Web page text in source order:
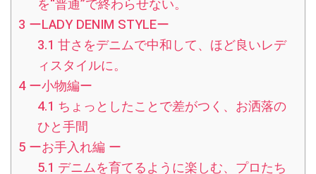
を“普通”で終わらせない。
3 ーLADY DENIM STYLEー
3.1 甘さをデニムで中和して、ほど良いレデ
ィスタイルに。
4ー小物編ー
4.1 ちょっとしたことで差がつく、お洒落の
ひと手間
5ーお手入れ編 ー
5.1 デニムを育てるように楽しむ、プロたち